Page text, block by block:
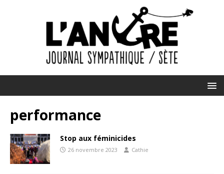
performance
Stop aux féminicides
26 novembre 2023 Cathie